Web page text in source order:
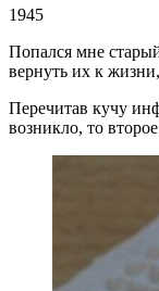
1945
Попался мне
вернуть их к
Перечитав кучу
возникло, то